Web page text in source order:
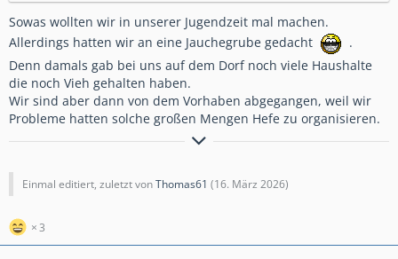
Sowas wollten wir in unserer Jugendzeit mal machen.
Allerdings hatten wir an eine Jauchegrube gedacht
.
Denn damals gab bei uns auf dem Dorf noch viele Haushalte
die noch Vieh gehalten haben.
Wir sind aber dann von dem Vorhaben abgegangen, weil wir
Probleme hatten solche großen Mengen Hefe zu organisieren.
Thomas
Honda CY 50 in Rot, Suzuki DR 125 in Schwarz, Honda CBF 600
SA in Weiß, Honda CRF1000 D in Schwarz,
Einmal editiert, zuletzt vonThomas61 (16. März 2026)
3